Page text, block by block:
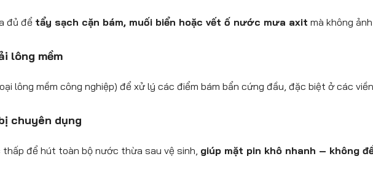
đủ để tẩy sạch cặn bám, muối biển hoặc vết ố nước mưa axit mà không
lông mềm
lông mềm công nghiệp) để xử lý các điểm bám bẩn cứng đầu, đặc biệt ở các
chuyên dụng
để hút toàn bộ nước thừa sau vệ sinh, giúp mặt pin khô nhanh – không